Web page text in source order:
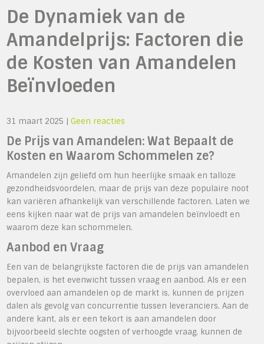
De Dynamiek van de
Amandelprijs: Factoren die
de Kosten van Amandelen
Beïnvloeden
31 maart 2025 |Geen reacties
De Prijs van Amandelen: Wat Bepaalt de
Kosten en Waarom Schommelen ze?
Amandelen zijn geliefd om hun heerlijke smaak en talloze
gezondheidsvoordelen, maar de prijs van deze populaire noot
kan variëren afhankelijk van verschillende factoren. Laten we
eens kijken naar wat de prijs van amandelen beïnvloedt en
waarom deze kan schommelen.
Aanbod en Vraag
Een van de belangrijkste factoren die de prijs van amandelen
bepalen, is het evenwicht tussen vraag en aanbod. Als er een
overvloed aan amandelen op de markt is, kunnen de prijzen
dalen als gevolg van concurrentie tussen leveranciers. Aan de
andere kant, als er een tekort is aan amandelen door
bijvoorbeeld slechte oogsten of verhoogde vraag, kunnen de